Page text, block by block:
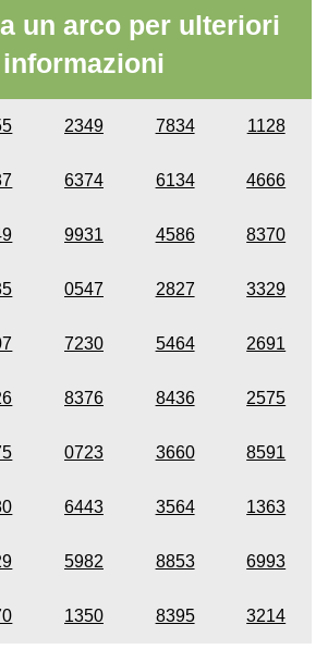
un arco per ulteriori
informazioni
2349 7834 1128
6374 6134 4666
9931 4586 8370
0547 2827 3329
7230 5464 2691
8376 8436 2575
0723 3660 8591
6443 3564 1363
5982 8853 6993
1350 8395 3214